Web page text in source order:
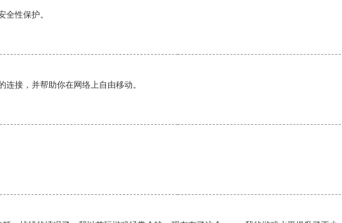
性保护。
接，并帮助你在网络上自由移动。